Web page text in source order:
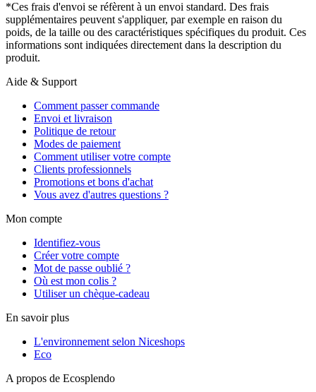
*Ces frais d'envoi se réfèrent à un envoi standard. Des frais
supplémentaires peuvent s'appliquer, par exemple en raison du
poids, de la taille ou des caractéristiques spécifiques du produit. Ces
informations sont indiquées directement dans la description du
produit.
Aide & Support
Comment passer commande
Envoi et livraison
Politique de retour
Modes de paiement
Comment utiliser votre compte
Clients professionnels
Promotions et bons d'achat
Vous avez d'autres questions ?
Mon compte
Identifiez-vous
Créer votre compte
Mot de passe oublié ?
Où est mon colis ?
Utiliser un chèque-cadeau
En savoir plus
L'environnement selon Niceshops
Eco
A propos de Ecosplendo